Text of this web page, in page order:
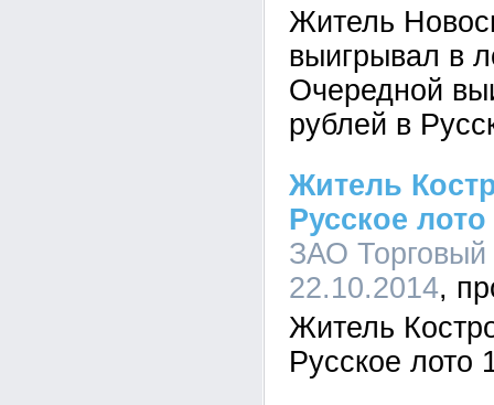
Житель
выигрывал в
Очередной
рублей в
Житель
Русское
ЗАО
22.10.2014
Житель
Русское лото